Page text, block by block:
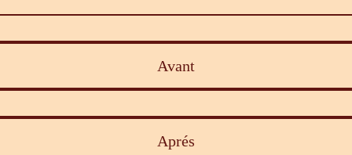
Avant
Aprés